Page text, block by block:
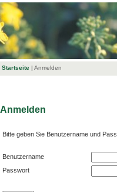
Startseite | Anmelden
Anmelden
Bitte geben Sie Benutzername und
Benutzername
Passwort